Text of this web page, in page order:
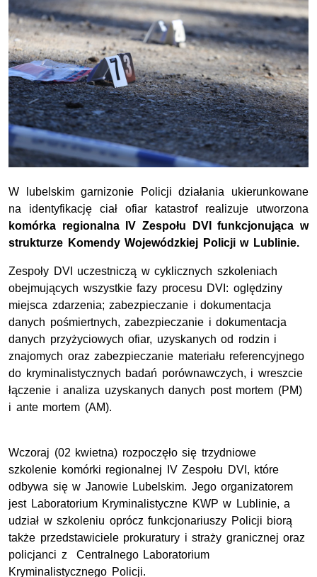
W lubelskim garnizonie Policji działania ukierunkowane
na identyfikację ciał ofiar katastrof realizuje utworzona
komórka regionalna IV Zespołu DVI funkcjonująca w
strukturze Komendy Wojewódzkiej Policji w Lublinie.
Zespoły DVI uczestniczą w cyklicznych szkoleniach
obejmujących wszystkie fazy procesu DVI: oględziny
miejsca zdarzenia; zabezpieczanie i dokumentacja
danych pośmiertnych, zabezpieczanie i dokumentacja
danych przyżyciowych ofiar, uzyskanych od rodzin i
znajomych oraz zabezpieczanie materiału referencyjnego
do kryminalistycznych badań porównawczych, i wreszcie
łączenie i analiza uzyskanych danych post mortem (PM)
i ante mortem (AM).
Wczoraj (02 kwietna) rozpoczęło się trzydniowe
szkolenie komórki regionalnej IV Zespołu DVI, które
odbywa się w Janowie Lubelskim. Jego organizatorem
jest Laboratorium Kryminalistyczne KWP w Lublinie, a
udział w szkoleniu oprócz funkcjonariuszy Policji biorą
także przedstawiciele prokuratury i straży granicznej oraz
policjanci z Centralnego Laboratorium
Kryminalistycznego Policji.